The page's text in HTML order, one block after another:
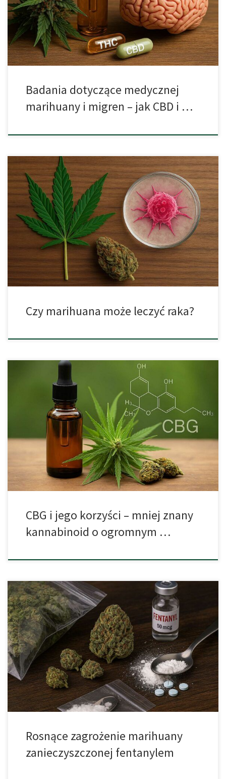
układ endokannabinoidowy, regulując odczuwanie bólu, reakcję
zapalną oraz napięcie mięśni. Zrozumienie działania tych
substancji pozwala lepiej dobrać odpowiednią terapię oraz
odmiany […]
Badania dotyczące medycznej
marihuany i migren – jak CBD i …
Nowotwory to choroba, która dotyka ogromną część
społeczeństwa – szacuje się, że u nawet 39% osób zostanie
zdiagnozowany rak w ciągu ich życia. W praktyce oznacza to, że
niemal każdy, bezpośrednio lub pośrednio, spotyka się z tą
chorobą – czy to sam, czy poprzez bliskich. Współcześni
onkolodzy coraz częściej wykazują […]
Czy marihuana może leczyć raka?
Kannabigerol (CBG) to niepsychoaktywny kannabinoid występujący
naturalnie w konopiach. Choć jest mniej znany niż CBD czy THC,
badania naukowe pokazują, że może odgrywać kluczową rolę w
terapii wielu chorób – od jaskry i schorzeń jelit po chorobę
Huntingtona oraz nowotwory. Dowiedz się, czym jest CBG, jak
działa i dlaczego zyskuje […]
CBG i jego korzyści – mniej znany
kannabinoid o ogromnym …
Jeszcze kilkanaście lat temu marihuana była postrzegana jako
„miękki” narkotyk, szczególnie w porównaniu z heroiną czy
kokainą. Wielu traktowało ją jako substancję stosunkowo
bezpieczną, której ryzyko ogranicza się głównie do efektów
ubocznych związanych z psychiką czy układem oddechowym.
Dziś jednak rynek narkotykowy zmienia się w niepokojącym
kierunku. Coraz częściej pojawiają […]
Rosnące zagrożenie marihuany
zanieczyszczonej fentanylem